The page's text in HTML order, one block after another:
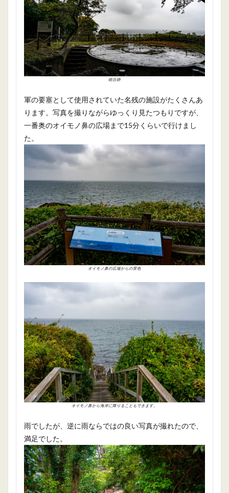
砲台跡
軍の要塞として使用されていた名残の施設がたくさんあ
ります。写真を撮りながらゆっくり見たつもりですが、
一番奥のオイモノ鼻の広場まで15分くらいで行けまし
た。
オイモノ鼻の広場からの景色
オイモノ鼻から海岸に降りることもできます。
雨でしたが、逆に雨ならではの良い写真が撮れたので、
満足でした。